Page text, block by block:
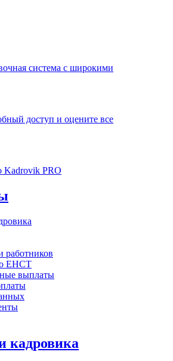
система с широкими
доступ и оцените все
Kadrovik PRO
работников
о ЕНСТ
выплаты
кадровика